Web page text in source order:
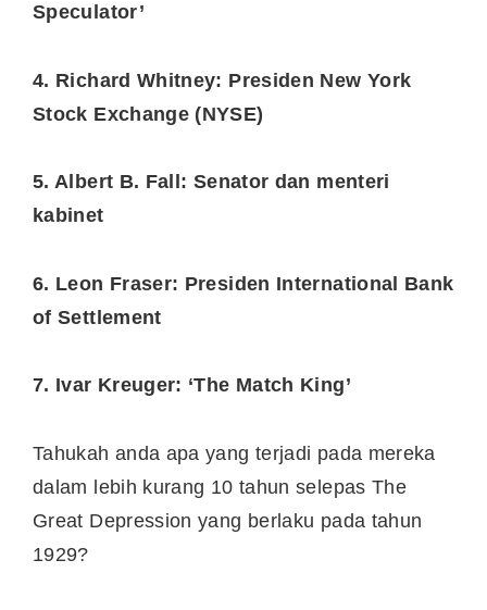
Speculator’
4. Richard Whitney: Presiden New York
Stock Exchange (NYSE)
5. Albert B. Fall: Senator dan menteri
kabinet
6. Leon Fraser: Presiden International Bank
of Settlement
7. Ivar Kreuger: ‘The Match King’
Tahukah anda apa yang terjadi pada mereka
dalam lebih kurang 10 tahun selepas The
Great Depression yang berlaku pada tahun
1929?